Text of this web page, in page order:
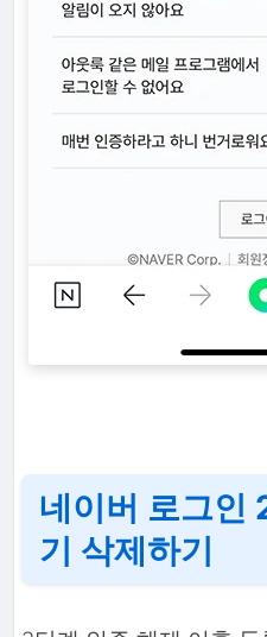
네이버 로그인
기 삭제하기